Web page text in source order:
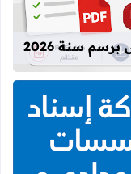
سنة 2026